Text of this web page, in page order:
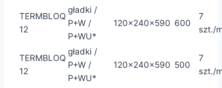
TERMBLOQ
12
gładki /
P+W /
P+WU*
120x240x590 600
7
szt./
TERMBLOQ
12
gładki /
P+W /
P+WU*
120x240x590 500
7
szt./